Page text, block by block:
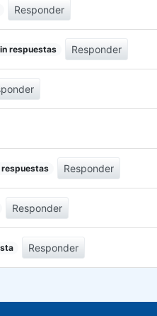
Responder
respuestas Responder
respuestas Responder
Responder
Responder